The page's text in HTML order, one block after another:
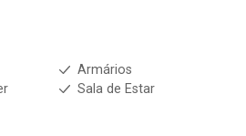
Armários
Sala de Estar